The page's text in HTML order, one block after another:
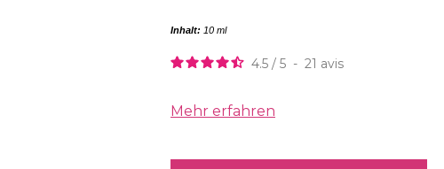
Inhalt: 10 ml
4.5 / 5 - 21 avis
Mehr erfahren